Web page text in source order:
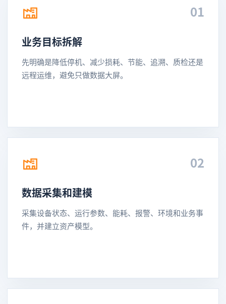
01
业务目标拆解
先明确是降低停机、减少损耗、节能、追溯、质检还是
远程运维，避免只做数据大屏。
02
数据采集和建模
采集设备状态、运行参数、能耗、报警、环境和业务事
件，并建立资产模型。